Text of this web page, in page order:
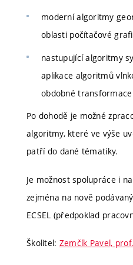
moderní algoritmy
oblasti počítačové
nastupující algoritmy
aplikace algoritmů
obdobné
Po dohodě je možné
algoritmy, které ve výše
patří do dané tématiky.
Je možnost spolupráce i
zejména na nově
ECSEL (předpoklad
Školitel: Zemčík Pavel,